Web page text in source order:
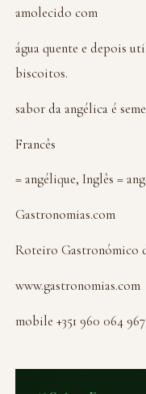
amolecido com
água quente e depois
biscoitos.
sabor da angélica é
Francês
= angélique, Inglês =
Gastronomias.com
Roteiro Gastronómico
www.gastronomias.com
mobile +351 960 064 967